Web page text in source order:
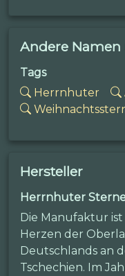
Andere Namen
Tags
Herrnhuter
Hersteller
Herrnhuter
Die Manufaktur
Herzen der
Deutschlands an
Tschechien. Im